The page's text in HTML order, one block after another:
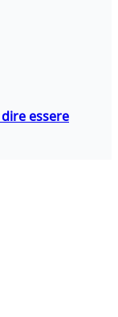
essere